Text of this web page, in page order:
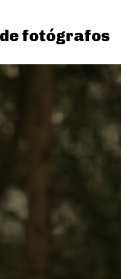
fotógrafos